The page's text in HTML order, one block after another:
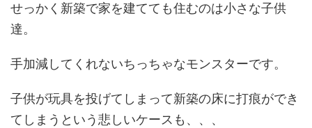
せっかく新築で家を建てても住むのは小さな子供
達。
手加減してくれないちっちゃなモンスターです。
子供が玩具を投げてしまって新築の床に打痕ができ
てしまうという悲しいケースも、、、